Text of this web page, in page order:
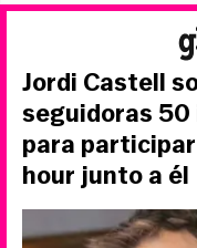
Jordi Castell
seguidoras
para
hour junto a él